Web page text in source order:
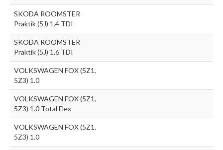
SKODA ROOMSTER
Praktik (5J) 1.4 TDI
SKODA ROOMSTER
Praktik (5J) 1.6 TDI
VOLKSWAGEN FOX (5Z1,
5Z3) 1.0
VOLKSWAGEN FOX (5Z1,
5Z3) 1.0 Total Flex
VOLKSWAGEN FOX (5Z1,
5Z3) 1.0